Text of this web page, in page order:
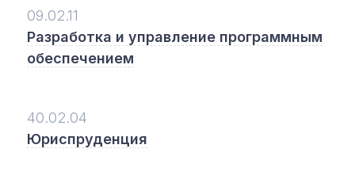
09.02.11
Разработка и управление программным
обеспечением
40.02.04
Юриспруденция